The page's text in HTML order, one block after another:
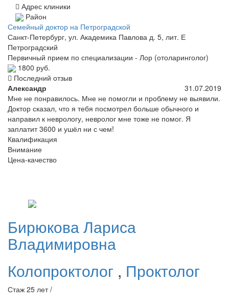
Адрес клиники
Район
Семейный доктор на Петроградской
Санкт-Петербург, ул. Академика Павлова д. 5, лит. Е
Петроградский
Первичный прием по специализации - Лор (отоларинголог)
1800 руб.
Последний отзыв
Александр
31.07.2019
Мне не понравилось. Мне не помогли и проблему не выявили.
Доктор сказал, что я тебя посмотрел больше обычного и
направил к неврологу, невролог мне тоже не помог. Я
заплатит 3600 и ушёл ни с чем!
Квалификация
Внимание
Цена-качество
БирюковаЛариса
Владимировна
Колопроктолог , Проктолог
Стаж 25 лет /